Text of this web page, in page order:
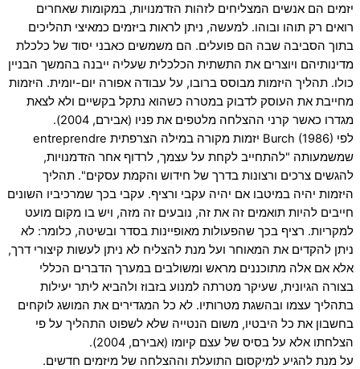
יזמים הם אנשים המצליחים לזהות הזדמנויות, במקומות שאחרים
רואים רק תוהו ובוהו. למעשה, ניתן לראות ביזמים כמאיצי תהליכים
בתוך הסביבה שבה הם פועלים. הם משמשים כאבני יסוד של כלכלת
מדינותיהם ויוצרים את התשתית הכלכלית שעליה ייבנה בהמשך הבניין
כולו. תהליך היזמות מבוסס ברובו, על עבודה אפורה יום-יומית. היזמות
מחייבת את העוסק לדבוק במטרה כשהוא נתקל בקשיים ולא לצאת
מגדרו כאשר קרני ההצלחה מלטפים את פניו (אבירם, 2004).
לפי Burch (1986) יזמות מקורה במילה הצרפתית entreprendre
שמשמעותה "להתחייב לקחת על עצמך, לרדוף אחר הזדמנויות,
להגשים צרכים ורצונות בדרך של חידוש והקמת עסקים". תהליך
היזמות יהיה במיטבו אם יהיה עקבי ורציף. עקבי בכך שמרכיביו השונים
חייבים להיות תואמים זה את זה, נובעים זה מזה, ויש בו מקום מועט
למקריות. רציף בכך שהפעולות מאופיינות בסדר ובשיטה, כלומר: לא
ניתן להקדים את המאוחר ועל מנת להצליח לא ניתן לעשות קיצורי דרך,
אלא אם אלה מתוכננים מראש ומשולבים במערך הדברים הכללי
בצורה הגיונית, שעיקר מטרתה למנוע בזבוז ולהביא ליתר יעילות
בתהליך עצמו ובהשגת מטרותיו. לא כל המגדירים את המושג לוקחים
בחשבון את כל היבטיו, משום הנטייה שלא לשפוט התהליך על פי
הצלחתו אלא על בסיס של עצם קיומו (אבירם, 2004).
על מנת להגיע למיקסום התועלת וההצלחה של מיזמים חדשים.